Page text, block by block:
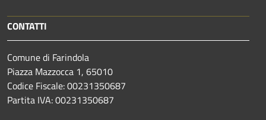
CONTATTI
Comune di Farindola
Piazza Mazzocca 1, 65010
Codice Fiscale: 00231350687
Partita IVA: 00231350687